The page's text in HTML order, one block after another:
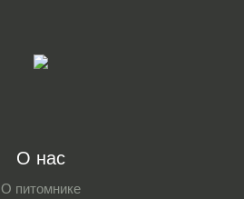
О нас
О питомнике